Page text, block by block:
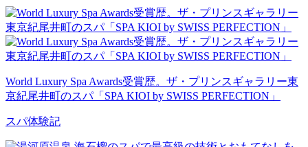
World Luxury Spa Awards受賞歴。ザ・プリンスギャラリー東
京紀尾井町のスパ「SPA KIOI by SWISS PERFECTION」
スパ体験記